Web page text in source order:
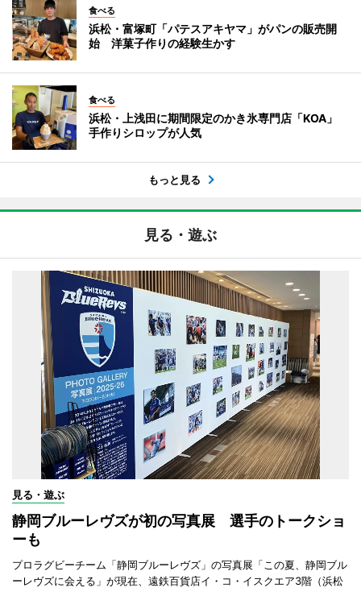
食べる
浜松・富塚町「パテスアキヤマ」がパンの販売開
始 洋菓子作りの経験生かす
食べる
浜松・上浅田に期間限定のかき氷専門店「KOA」
手作りシロップが人気
もっと見る
見る・遊ぶ
見る・遊ぶ
静岡ブルーレヴズが初の写真展 選手のトークショ
ーも
プロラグビーチーム「静岡ブルーレヴズ」の写真展「この夏、静岡ブル
ーレヴズに会える」が現在、遠鉄百貨店イ・コ・イスクエア3階（浜松